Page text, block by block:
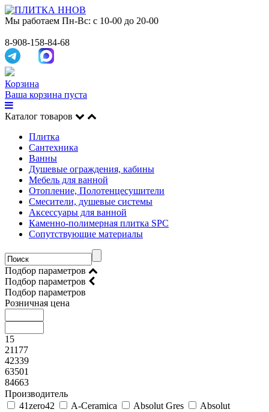
Мы работаем Пн-Вс: с 10-00 до 20-00
8-908-158-84-68
Корзина
Ваша корзина пуста
Каталог товаров
Плитка
Сантехника
Ванны
Душевые ограждения, кабины
Мебель для ванной
Отопление, Полотенцесушители
Смесители, душевые системы
Аксессуары для ванной
Каменно-полимерная плитка SPC
Сопутствующие материалы
Подбор параметров
Подбор параметров
Подбор параметров
Розничная цена
15
21177
42339
63501
84663
Производитель
41zero42
A-Ceramica Absolut Gres
Absolut